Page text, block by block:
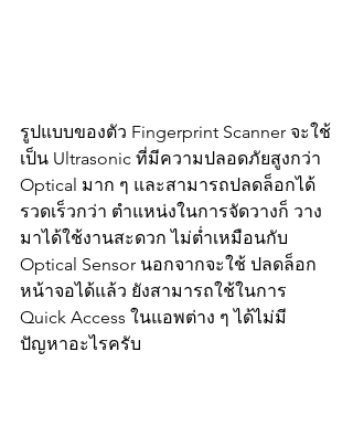
รูปแบบของตัว Fingerprint Scanner จะใช้
เป็น Ultrasonic ที่มีความปลอดภัยสูงกว่า
Optical มาก ๆ และสามารถปลดล็อกได้
รวดเร็วกว่า ตำแหน่งในการจัดวางก็ วาง
มาได้ใช้งานสะดวก ไม่ต่ำเหมือนกับ
Optical Sensor นอกจากจะใช้ ปลดล็อก
หน้าจอได้แล้ว ยังสามารถใช้ในการ
Quick Access ในแอพต่าง ๆ ได้ไม่มี
ปัญหาอะไรครับ